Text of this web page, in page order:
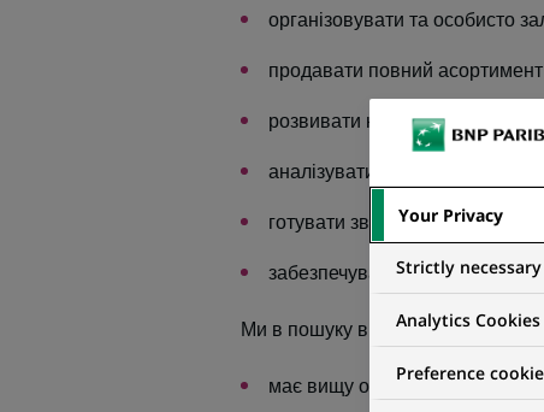
організовувати та особисто
продавати повний асортимент
розвивати комерційні
аналізувати і розвивати
готувати звітність;
забезпечувати якісне
Ми в пошуку в фахівця, який:
має вищу освіту за
Your Privacy
Strictly
Analytics Cookies
Preference